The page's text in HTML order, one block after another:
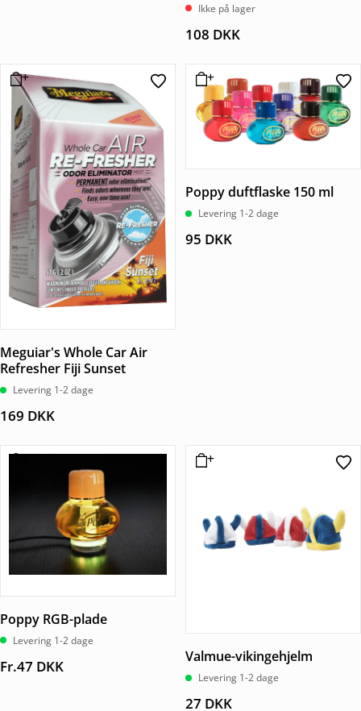
Ikke på lager
108 DKK
Meguiar's Whole Car Air
Refresher Fiji Sunset
Levering 1-2 dage
169 DKK
Poppy duftflaske 150 ml
Levering 1-2 dage
95 DKK
Poppy RGB-plade
Levering 1-2 dage
Fr.47 DKK
Valmue-vikingehjelm
Levering 1-2 dage
27 DKK